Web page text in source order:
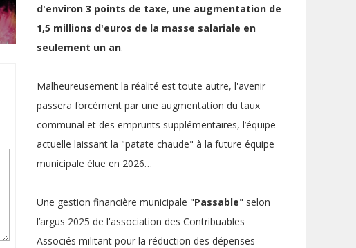
d'environ 3 points de taxe, une augmentation de
1,5 millions d'euros de la masse salariale en
seulement un an.
Malheureusement la réalité est toute autre, l'avenir
passera forcément par une augmentation du taux
communal et des emprunts supplémentaires, l’équipe
actuelle laissant la "patate chaude" à la future équipe
municipale élue en 2026…
Une gestion financière municipale "Passable" selon
l’argus 2025 de l'association des Contribuables
Associés militant pour la réduction des dépenses